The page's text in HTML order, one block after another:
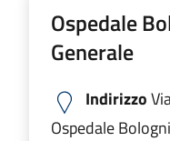
Ospedale
Generale
Indirizzo
Ospedale